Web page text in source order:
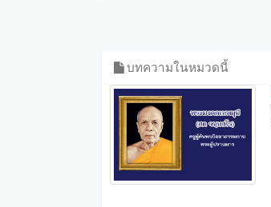
บทความในหมวดนี้